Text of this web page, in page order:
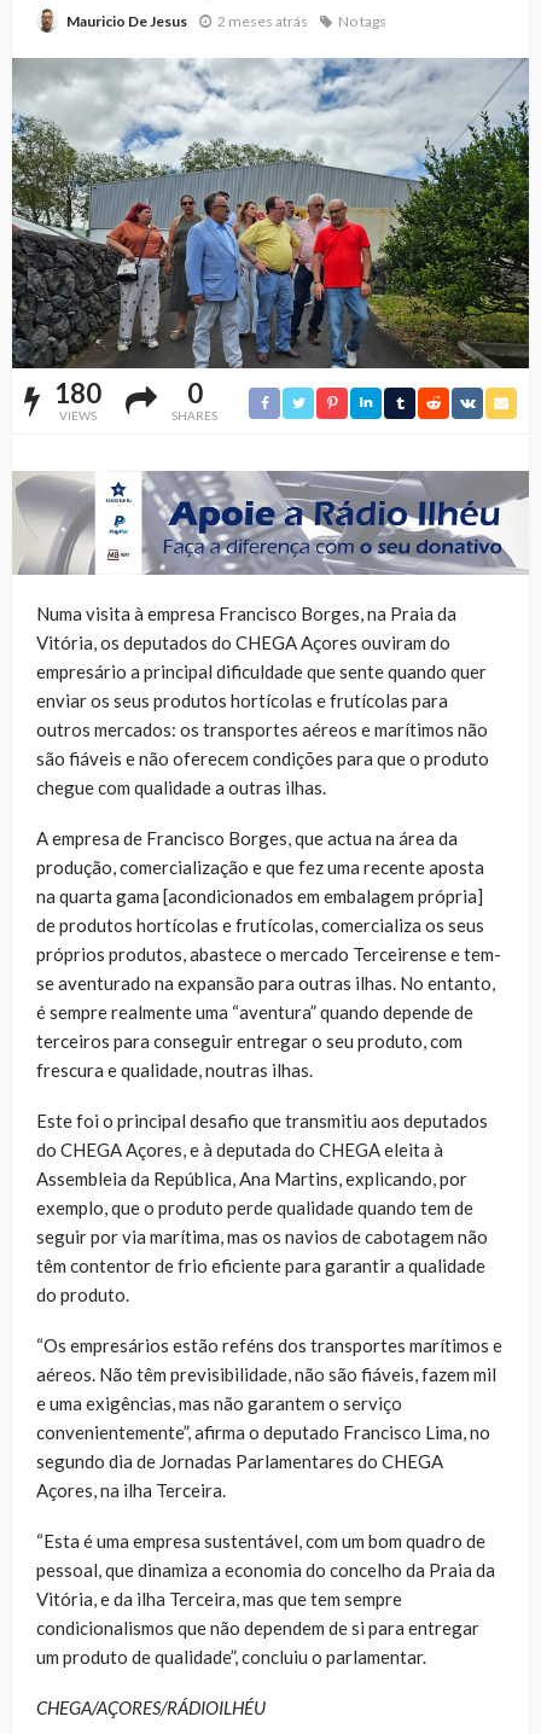
Mauricio De Jesus 2 meses atrás No tags
180
VIEWS
0
SHARES
Numa visita à empresa Francisco Borges, na Praia da
Vitória, os deputados do CHEGA Açores ouviram do
empresário a principal dificuldade que sente quando quer
enviar os seus produtos hortícolas e frutícolas para
outros mercados: os transportes aéreos e marítimos não
são fiáveis e não oferecem condições para que o produto
chegue com qualidade a outras ilhas.
A empresa de Francisco Borges, que actua na área da
produção, comercialização e que fez uma recente aposta
na quarta gama [acondicionados em embalagem própria]
de produtos hortícolas e frutícolas, comercializa os seus
próprios produtos, abastece o mercado Terceirense e tem-
se aventurado na expansão para outras ilhas. No entanto,
é sempre realmente uma “aventura” quando depende de
terceiros para conseguir entregar o seu produto, com
frescura e qualidade, noutras ilhas.
Este foi o principal desafio que transmitiu aos deputados
do CHEGA Açores, e à deputada do CHEGA eleita à
Assembleia da República, Ana Martins, explicando, por
exemplo, que o produto perde qualidade quando tem de
seguir por via marítima, mas os navios de cabotagem não
têm contentor de frio eficiente para garantir a qualidade
do produto.
“Os empresários estão reféns dos transportes marítimos e
aéreos. Não têm previsibilidade, não são fiáveis, fazem mil
e uma exigências, mas não garantem o serviço
convenientemente”, afirma o deputado Francisco Lima, no
segundo dia de Jornadas Parlamentares do CHEGA
Açores, na ilha Terceira.
“Esta é uma empresa sustentável, com um bom quadro de
pessoal, que dinamiza a economia do concelho da Praia da
Vitória, e da ilha Terceira, mas que tem sempre
condicionalismos que não dependem de si para entregar
um produto de qualidade”, concluiu o parlamentar.
CHEGA/AÇORES/RÁDIOILHÉU